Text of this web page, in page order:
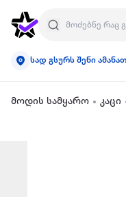
სად გსურს შენი
მოდის სამყარო კაცი